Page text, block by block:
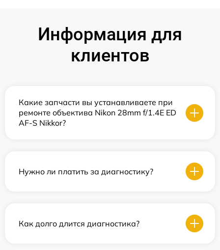
Информация для
клиентов
Какие запчасти вы устанавливаете при
ремонте объектива Nikon 28mm f/1.4E ED
AF-S Nikkor?
Нужно ли платить за диагностику?
Как долго длится диагностика?